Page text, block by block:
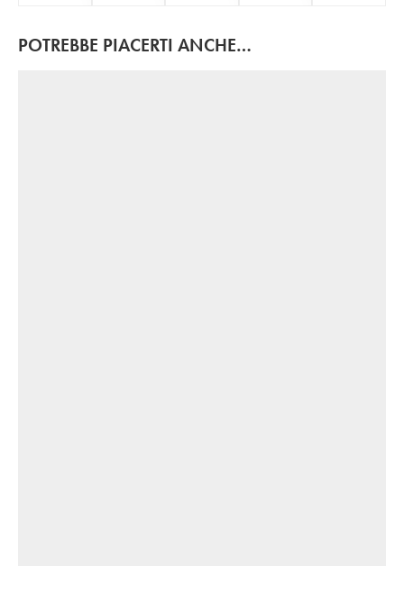
POTREBBE PIACERTI ANCHE…